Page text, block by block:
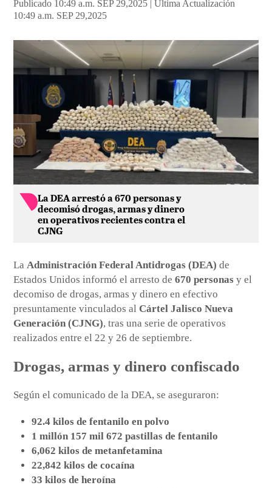
Publicado 10:49 a.m. SEP 29,2025 | Ultima Actualización
10:49 a.m. SEP 29,2025
La DEA arrestó a 670 personas y
decomisó drogas, armas y dinero
en operativos recientes contra el
CJNG
LaAdministración Federal Antidrogas (DEA) de
Estados Unidos informó el arresto de670 personas y el
decomiso de drogas, armas y dinero en efectivo
presuntamente vinculados alCártel Jalisco Nueva
Generación (CJNG), tras una serie de operativos
realizados entre el 22 y 26 de septiembre.
Drogas, armas y dinero confiscado
Según el comunicado de la DEA, se aseguraron:
92.4 kilos de fentanilo en polvo
1 millón 157 mil 672 pastillas de fentanilo
6,062 kilos de metanfetamina
22,842 kilos de cocaína
33 kilos de heroína